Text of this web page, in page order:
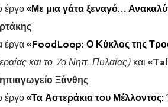
έργο«Με μια γάτα ξεναγό…
έργα«FoodLoop: Ο Κύκλος της
και το 7ο Νηπ. Πυλαίας) και
Ξάνθης
έργο«Τα Αστεράκια του